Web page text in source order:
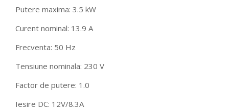
Putere maxima: 3.5 kW
Curent nominal: 13.9 A
Frecventa: 50 Hz
Tensiune nominala: 230 V
Factor de putere: 1.0
Iesire DC: 12V/8.3A